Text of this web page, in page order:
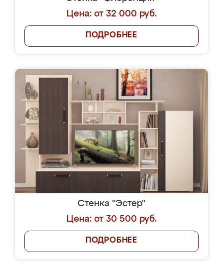
Цена: от 32 000 руб.
ПОДРОБНЕЕ
Стенка "Эстер"
Цена: от 30 500 руб.
ПОДРОБНЕЕ